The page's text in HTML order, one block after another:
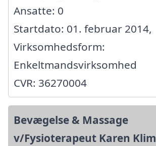
Ansatte: 0
Startdato: 01. februar 2014,
Virksomhedsform:
Enkeltmandsvirksomhed
CVR: 36270004
Bevægelse & Massage
v/Fysioterapeut Karen Klim